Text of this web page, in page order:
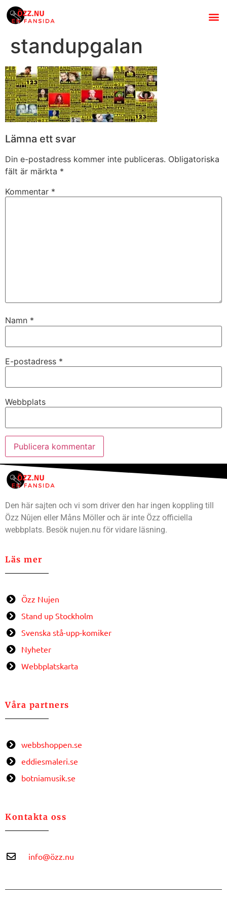
standupgalan
Lämna ett svar
Din e-postadress kommer inte publiceras. Obligatoriska
fält är märkta *
Kommentar *
Namn *
E-postadress *
Webbplats
Den här sajten och vi som driver den har ingen koppling till
Özz Nûjen eller Måns Möller och är inte Özz officiella
webbplats. Besök nujen.nu för vidare läsning.
Läs mer
Özz Nujen
Stand up Stockholm
Svenska stå-upp-komiker
Nyheter
Webbplatskarta
Våra partners
webbshoppen.se
eddiesmaleri.se
botniamusik.se
Kontakta oss
info@özz.nu